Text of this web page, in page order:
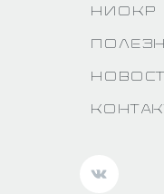
НИОКР